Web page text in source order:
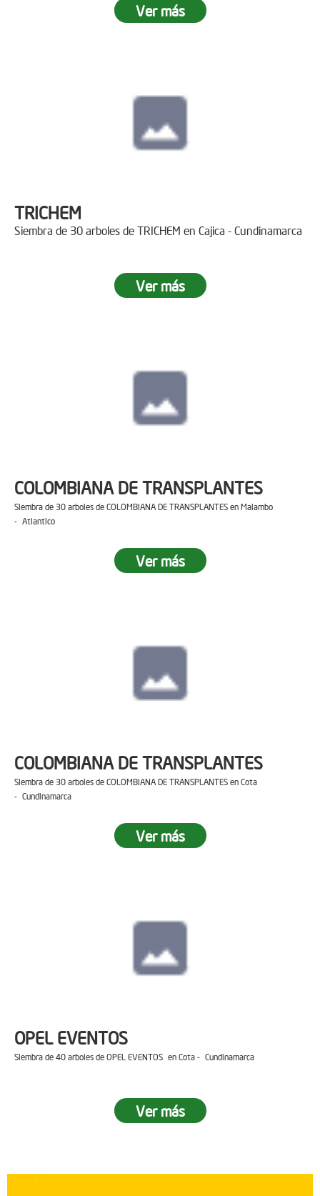
Ver más
TRICHEM
Siembra de 30 arboles de TRICHEM en Cajica - Cundinamarca
Ver más
COLOMBIANA DE TRANSPLANTES
Siembra de 30 arboles de COLOMBIANA DE TRANSPLANTES en Malambo
- Atlantico
Ver más
COLOMBIANA DE TRANSPLANTES
Siembra de 30 arboles de COLOMBIANA DE TRANSPLANTES en Cota
- Cundinamarca
Ver más
OPEL EVENTOS
Siembra de 40 arboles de OPEL EVENTOS en Cota - Cundinamarca
Ver más